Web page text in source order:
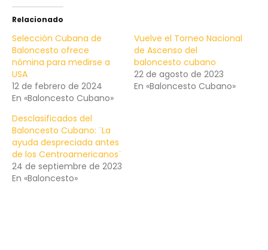
Relacionado
Selección Cubana de
Baloncesto ofrece
nómina para medirse a
USA
12 de febrero de 2024
En «Baloncesto Cubano»
Vuelve el Torneo Nacional
de Ascenso del
baloncesto cubano
22 de agosto de 2023
En «Baloncesto Cubano»
Desclasificados del
Baloncesto Cubano: ¨La
ayuda despreciada antes
de los Centroamericanos¨
24 de septiembre de 2023
En «Baloncesto»